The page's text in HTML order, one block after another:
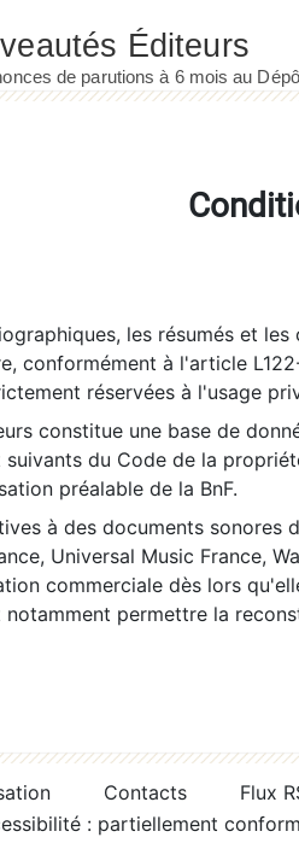
les résumés et
conformément à l'article
réservées à l'usage
constitue une base de
suivants du Code de la
préalable de la BnF.
à des documents sonores
Universal Music France,
commerciale dès lors
notamment permettre la
Contacts
Flux
: partiellement